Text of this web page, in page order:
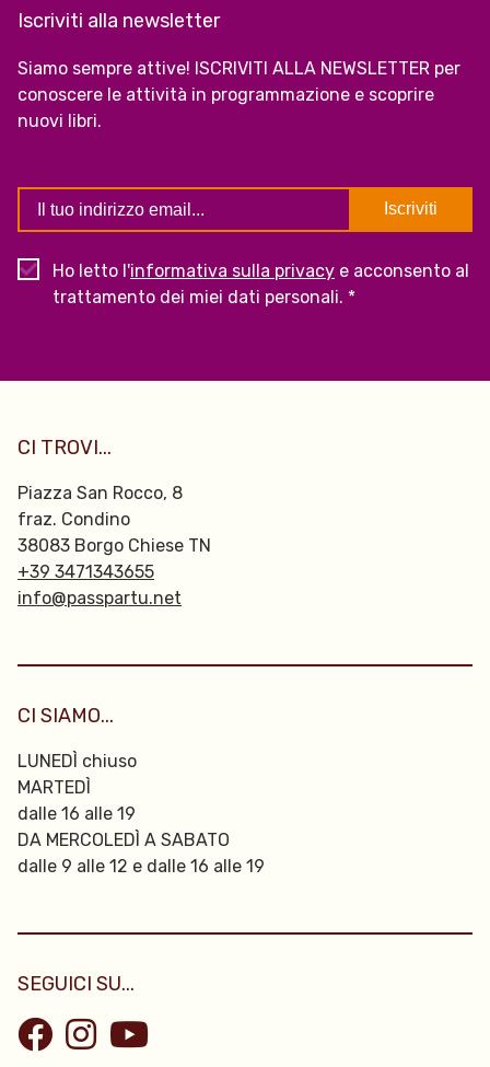
Iscriviti alla newsletter
Siamo sempre attive! ISCRIVITI ALLA NEWSLETTER per
conoscere le attività in programmazione e scoprire
nuovi libri.
Ho letto l'informativa sulla privacy e acconsento al
trattamento dei miei dati personali. *
CI TROVI...
Piazza San Rocco, 8
fraz. Condino
38083 Borgo Chiese TN
+39 3471343655
info@passpartu.net
CI SIAMO...
LUNEDÌ chiuso
MARTEDÌ
dalle 16 alle 19
DA MERCOLEDÌ A SABATO
dalle 9 alle 12 e dalle 16 alle 19
SEGUICI SU...